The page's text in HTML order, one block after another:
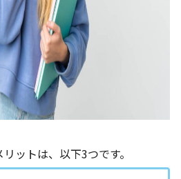
ットは、以下3つです。